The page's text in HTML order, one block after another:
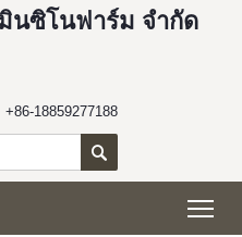
นซิโนฟาร์ม จำกัด
+86-18859277188
